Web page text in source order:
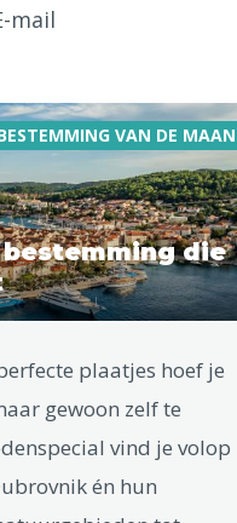
mail
VAN DE
die
plaatjes hoef je
gewoon zelf te
vind je volop
én hun